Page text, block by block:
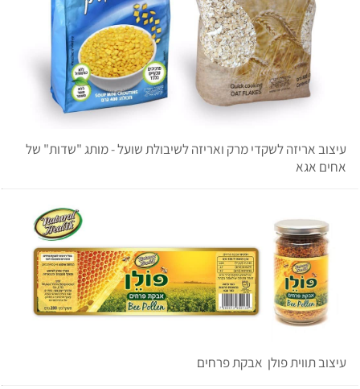
עיצוב אריזה לשקדי מרק ואריזה לשיבולת שועל - מותג "שדות" של
אחים אגא
עיצוב תווית פולן אבקת פרחים